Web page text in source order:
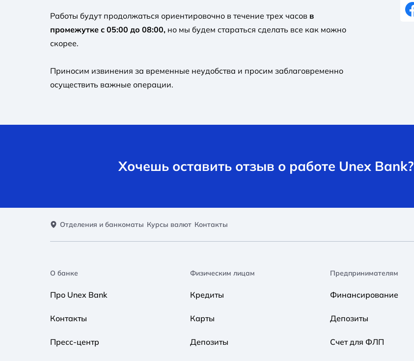
Работы будут продолжаться ориентировочно в течение трех часов в
промежутке с 05:00 до 08:00, но мы будем стараться сделать все как можно
скорее.
Приносим извинения за временные неудобства и просим заблаговременно
осуществить важные операции.
Хочешь оставить отзыв о работе Unex Bank?
Отделения и банкоматы Курсы валют Контакты
О банке
Про Unex Bank
Контакты
Пресс-центр
Физическим лицам
Кредиты
Карты
Депозиты
Предпринимателям
Финансирование
Депозиты
Счет для ФЛП